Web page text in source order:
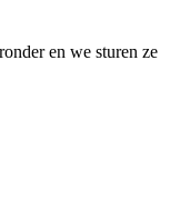
en we sturen ze